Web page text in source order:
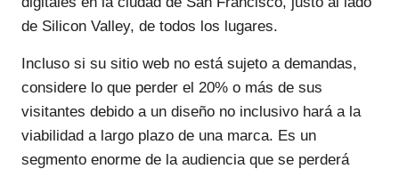
de Silicon Valley, de todos los lugares.
Incluso si su sitio web no está sujeto a demandas,
considere lo que perder el 20% o más de sus
visitantes debido a un diseño no inclusivo hará a la
viabilidad a largo plazo de una marca. Es un
segmento enorme de la audiencia que se perderá